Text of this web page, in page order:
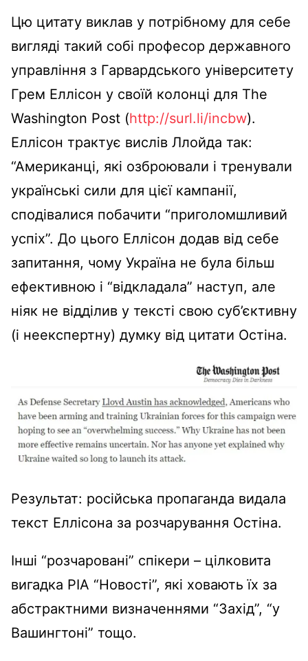
Цю цитату виклав у потрібному для себе
вигляді такий собі професор державного
управління з Гарвардського університету
Грем Еллісон у своїй колонці для The
Washington Post (http://surl.li/incbw).
Еллісон трактує вислів Ллойда так:
“Американці, які озброювали і тренували
українські сили для цієї кампанії,
сподівалися побачити “приголомшливий
успіх”. До цього Еллісон додав від себе
запитання, чому Україна не була більш
ефективною і “відкладала” наступ, але
ніяк не відділив у тексті свою суб’єктивну
(і неекспертну) думку від цитати Остіна.
Результат: російська пропаганда видала
текст Еллісона за розчарування Остіна.
Інші “розчаровані” спікери – цілковита
вигадка РІА “Новості”, які ховають їх за
абстрактними визначеннями “Захід”, “у
Вашингтоні” тощо.